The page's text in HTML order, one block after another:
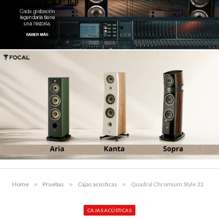
Home » Pruebas » Cajas acústicas » Quadral Chromium Style 32
CAJAS ACÚSTICAS